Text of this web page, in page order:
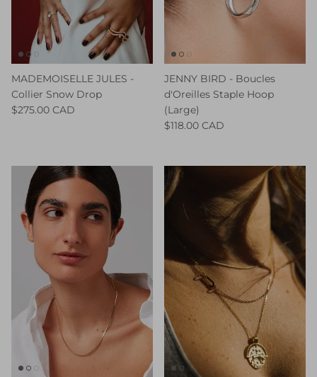
MADEMOISELLE JULES -
Collier Snow Drop
$275.00 CAD
JENNY BIRD - Boucles
d'Oreilles Staple Hoop
(Large)
$118.00 CAD